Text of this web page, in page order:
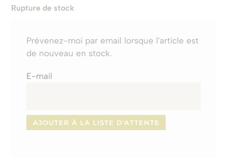
Rupture de stock
Prévenez-moi par email lorsque l'article est
de nouveau en stock.
E-mail